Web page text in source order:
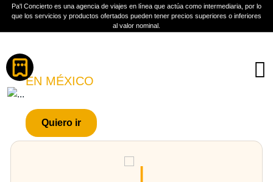
Pa'l Concierto es una agencia de viajes en línea que actúa como intermediaria, por lo
que los servicios y productos ofertados pueden tener precios superiores o inferiores
al valor nominal.
Boletos
CUISILLOS
EN MÉXICO
Quiero ir